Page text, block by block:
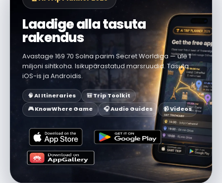
Laadige alla tasuta
rakendus
Avastage 169 70 Solna parim Secret Worldiga — üle 1
miljoni sihtkoha. Isikupärastatud marsruudid. Tasuta
iOS-is ja Androidis.
🧠 AI Itineraries
🎒 Trip Toolkit
🎮 KnowWhere Game
🎧 Audio Guides 📹 Videos